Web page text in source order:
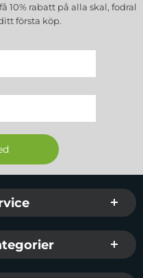
10% rabatt på alla skal, fodral
första köp.
och länkar